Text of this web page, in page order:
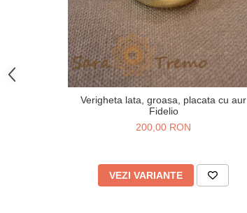
Verigheta lata, groasa, placata cu aur
Fidelio
200,00 RON
VEZI VARIANTE